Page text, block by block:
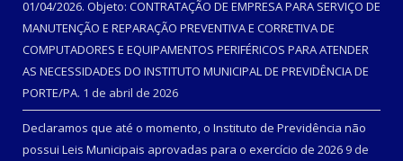
01/04/2026. Objeto: CONTRATAÇÃO DE EMPRESA PARA SERVIÇO DE
MANUTENÇÃO E REPARAÇÃO PREVENTIVA E CORRETIVA DE
COMPUTADORES E EQUIPAMENTOS PERIFÉRICOS PARA ATENDER
AS NECESSIDADES DO INSTITUTO MUNICIPAL DE PREVIDÊNCIA DE
PORTE/PA. 1 de abril de 2026
Declaramos que até o momento, o Instituto de Previdência não
possui Leis Municipais aprovadas para o exercício de 2026 9 de